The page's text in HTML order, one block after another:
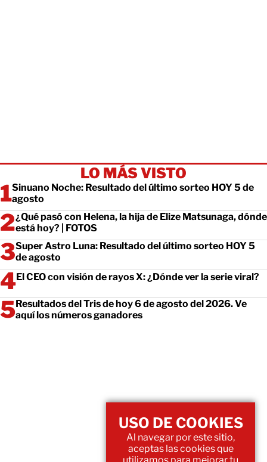
LO MÁS VISTO
Sinuano Noche: Resultado del último sorteo HOY 5 de
agosto
¿Qué pasó con Helena, la hija de Elize Matsunaga, dónde
está hoy? | FOTOS
Super Astro Luna: Resultado del último sorteo HOY 5
de agosto
El CEO con visión de rayos X: ¿Dónde ver la serie viral?
Resultados del Tris de hoy 6 de agosto del 2026. Ve
aquí los números ganadores
USO DE COOKIES
Al navegar por este sitio,
aceptas las cookies que